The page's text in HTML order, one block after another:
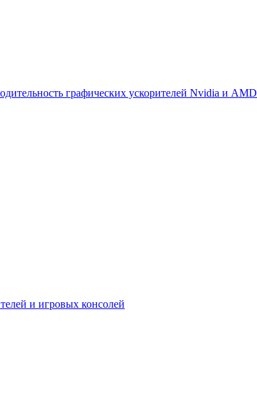
графических ускорителей Nvidia и AMD
и игровых консолей